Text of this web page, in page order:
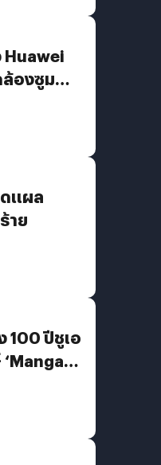
Huawei
องซูม
แผล
าย
100 ปีชูเอ